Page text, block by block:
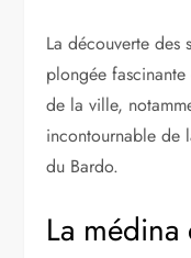
La découverte des
plongée
de la ville,
incontournable de
du Bardo.
La médina